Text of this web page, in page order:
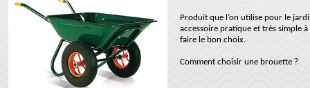
Produit que l’on utilise pour le
accessoire pratique et très simple
faire le bon choix.
Comment choisir une brouette ?